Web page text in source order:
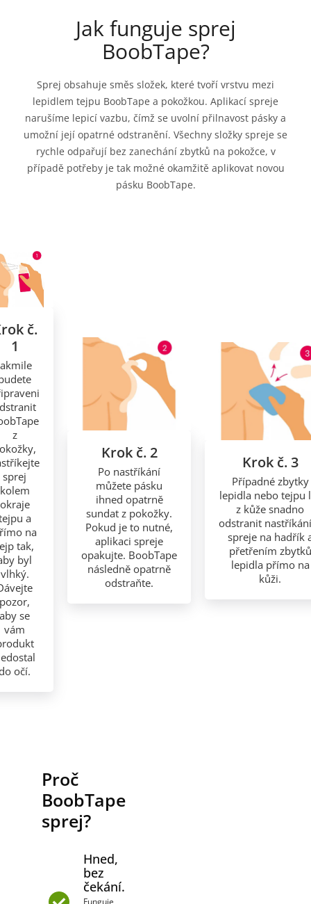
Jak funguje sprej
BoobTape?
Sprej obsahuje směs složek, které tvoří vrstvu mezi
lepidlem tejpu BoobTape a pokožkou. Aplikací spreje
narušíme lepicí vazbu, čímž se uvolní přilnavost pásky a
umožní její opatrné odstranění. Všechny složky spreje se
rychle odpařují bez zanechání zbytků na pokožce, v
případě potřeby je tak možné okamžitě aplikovat novou
pásku BoobTape.
č.
1
z
sprej
kolem
okraje
a
na
tak,
byl
vlhký.
pozor,
aby se
vám
očí.
Krok č. 2
Po nastříkání
můžete pásku
ihned opatrně
sundat z pokožky.
Pokud je to nutné,
aplikaci spreje
opakujte. BoobTape
následně opatrně
odstraňte.
Krok č. 3
Případné zbytky
lepidla nebo tejpu
z kůže snadno
odstranit
spreje na hadřík
přetřením zbytků
lepidla přímo na
kůži.
Proč
BoobTape
sprej?
Hned,
bez
čekání.
Funguje